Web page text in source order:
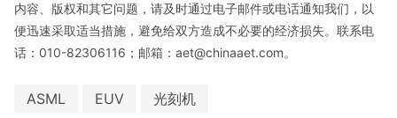
内容、版权和其它问题，请及时通过电子邮件或电话通知我们，以
便迅速采取适当措施，避免给双方造成不必要的经济损失。联系电
话：010-82306116；邮箱：aet@chinaaet.com。
ASML EUV 光刻机